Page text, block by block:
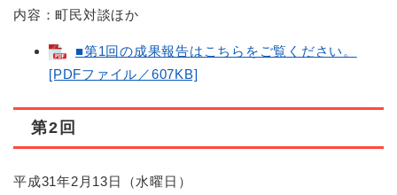
内容：町民対談ほか
■第1回の成果報告はこちらをご覧ください。
[PDFファイル／607KB]
第2回
平成31年2月13日（水曜日）